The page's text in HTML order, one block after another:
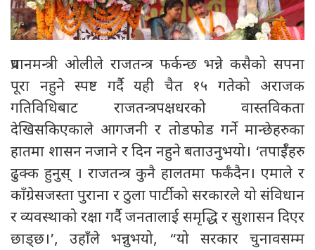
प्रधानमन्त्री ओलीले राजतन्त्र फर्कन्छ भन्ने कसैको सपना
पूरा नहुने स्पष्ट गर्दै यही चैत १५ गतेको अराजक
गतिविधिबाट राजतन्त्रपक्षधरको वास्तविकता
देखिसकिएकाले आगजनी र तोडफोड गर्ने मान्छेहरुका
हातमा शासन नजाने र दिन नहुने बताउनुभयो। ‘तपाईँहरु
ढुक्क हुनुस् । राजतन्त्र कुनै हालतमा फर्कँदैन। एमाले र
काँग्रेसजस्ता पुराना र ठुला पार्टीको सरकारले यो संविधान
र व्यवस्थाको रक्षा गर्दै जनतालाई समृद्धि र सुशासन दिएर
छाड्छ।’, उहाँले भन्नुभयो, “यो सरकार चुनावसम्म